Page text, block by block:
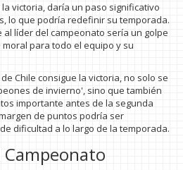
victoria, daría un paso significativo
lo que podría redefinir su temporada.
líder del campeonato sería un golpe
para todo el equipo y su
Chile consigue la victoria, no solo se
de invierno', sino que también
importante antes de la segunda
de puntos podría ser
dificultad a lo largo de la temporada.
Campeonato